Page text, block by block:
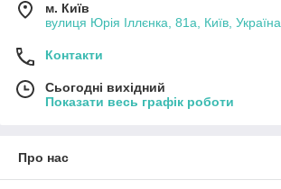
м. Київ
вулиця Юрія Іллєнка, 81а, Київ, Україна
Контакти
Сьогодні вихідний
Показати весь графік роботи
Про нас